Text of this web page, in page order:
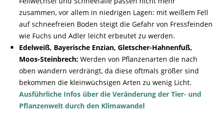
zusammen, vor allem in niedrigen Lagen: mit weißem Fell
auf schneefreien Boden steigt die Gefahr von Fressfeinden
wie Fuchs und Adler leicht erbeutet zu werden.
Edelweiß, Bayerische Enzian, Gletscher-Hahnenfuß,
Moos-Steinbrech:Werden von Pflanzenarten die nach
oben wandern verdrängt, da diese oftmals größer sind
bekommen die kleinwüchsigen Arten zu wenig Licht.
Ausführliche Infos über die Veränderung der Tier- und
Pflanzenwelt durch den Klimawandel